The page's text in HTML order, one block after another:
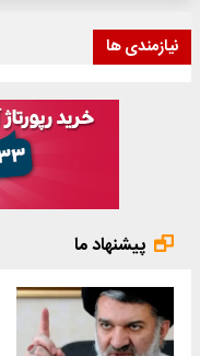
نیازمندی ها
پیشنهاد ما